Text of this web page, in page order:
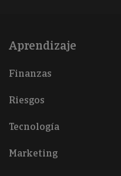
Aprendizaje
Finanzas
Riesgos
Tecnología
Marketing